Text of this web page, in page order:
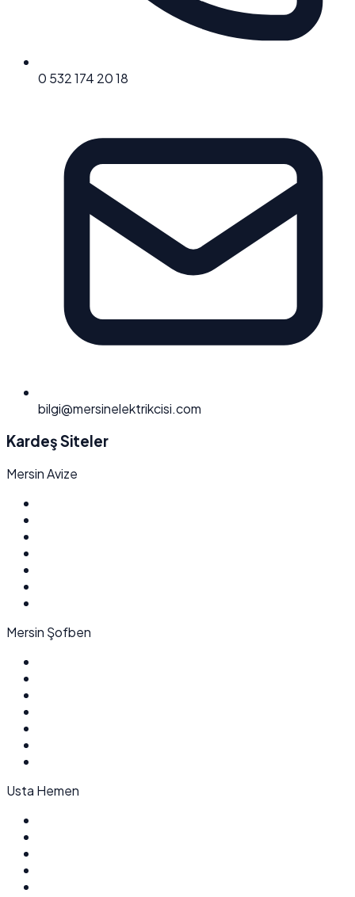
0 532 174 20 18
bilgi@mersinelektrikcisi.com
Kardeş Siteler
Mersin Avize
Mersin Şofben
Usta Hemen